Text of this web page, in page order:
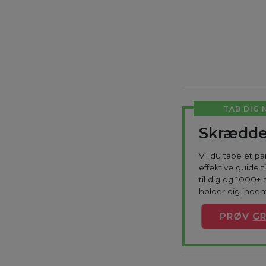
TAB DIG
Vil du tabe et
effektive guide
til dig og 1000+
holder dig
PRØV